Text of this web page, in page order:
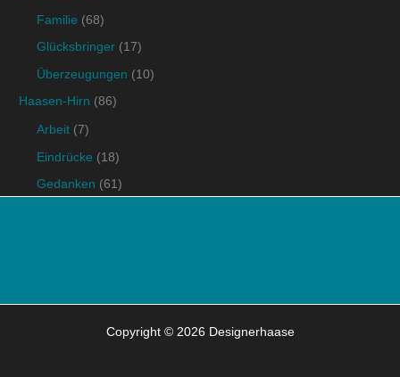
Familie (68)
Glücksbringer (17)
Überzeugungen (10)
Haasen-Hirn (86)
Arbeit (7)
Eindrücke (18)
Gedanken (61)
Copyright © 2026 Designerhaase